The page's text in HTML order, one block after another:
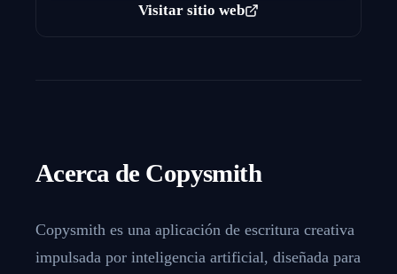
Visitar sitio web
Acerca de Copysmith
Copysmith es una aplicación de escritura creativa
impulsada por inteligencia artificial, diseñada para